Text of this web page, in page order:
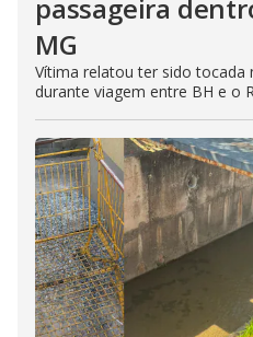
passageira
MG
Vítima relatou ter sido tocada
durante viagem entre BH e o